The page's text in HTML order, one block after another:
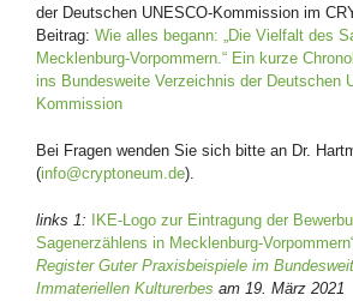
der Deutschen UNESCO-Kommission im
Beitrag: Wie alles begann: „Die Vielfalt des
Mecklenburg-Vorpommern.“ Ein kurze
ins Bundesweite Verzeichnis der Deutschen
Kommission
Bei Fragen wenden Sie sich bitte an Dr.
(info@cryptoneum.de).
links 1: IKE-Logo zur Eintragung der
Sagenerzählens in Mecklenburg-
Register Guter Praxisbeispiele im
Immateriellen Kulturerbes am 19. März 2021